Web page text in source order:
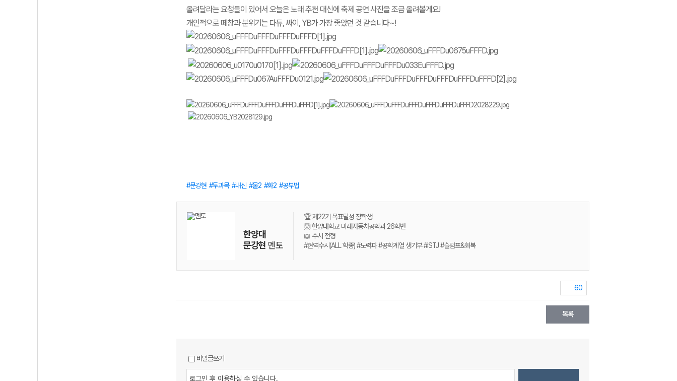
올려달라는 요청들이 있어서 오늘은 노래 추천 대신에 축제 공연 사진을 조금 올려볼게요!
개인적으로 떼창과 분위기는 다듀, 싸이, YB가 가장 좋았던 것 같습니다~!
문강현 투과목 내신 물2 화2 공부법
한양대
문강현 멘토
🏆 제22기 목표달성 장학생
🙆 한양대학교 미래자동차공학과 26학번
📖 수시 전형
#현역수시(ALL 학종) #노력파 #공학계열 생기부 #ISTJ #슬럼프&회복
60
목록
비밀글쓰기